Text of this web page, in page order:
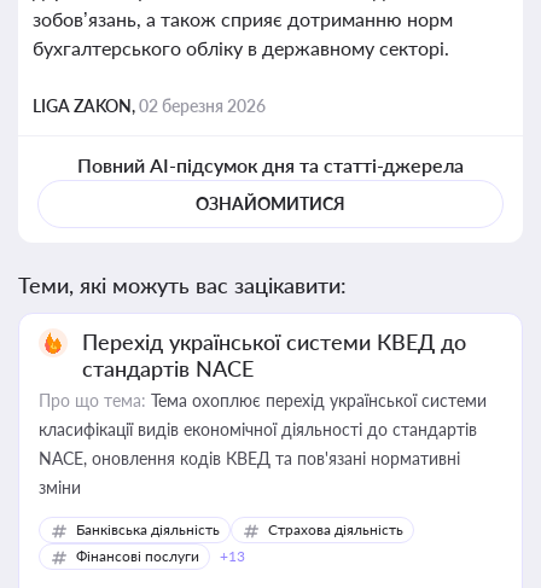
зобов’язань, а також сприяє дотриманню норм
бухгалтерського обліку в державному секторі.
LIGA ZAKON,02 березня 2026
Повний AI-підсумок дня та статті-джерела
ОЗНАЙОМИТИСЯ
Теми, які можуть вас зацікавити:
Перехід української системи КВЕД до
стандартів NACE
Про що тема: Тема охоплює перехід української системи
класифікації видів економічної діяльності до стандартів
NACE, оновлення кодів КВЕД та пов'язані нормативні
зміни
Банківська діяльність
Страхова діяльність
Фінансові послуги
+13